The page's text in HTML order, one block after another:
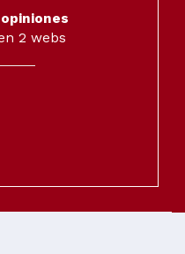
opiniones
2 webs